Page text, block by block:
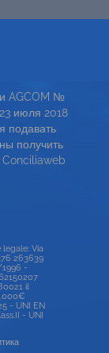
AGCOM №
июля 2018
подавать
получить
Conciliaweb
Via
263639
-
il
- UNI EN
- UNI